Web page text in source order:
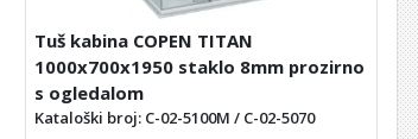
Tuš kabina COPEN TITAN
1000x700x1950 staklo 8mm prozirno
s ogledalom
Kataloški broj: C-02-5100M / C-02-5070